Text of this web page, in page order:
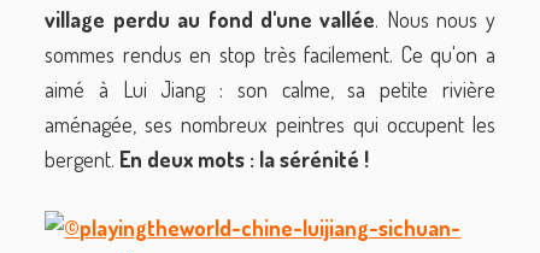
village perdu au fond d'une vallée. Nous nous y
sommes rendus en stop très facilement. Ce qu'on a
aimé à Lui Jiang : son calme, sa petite rivière
aménagée, ses nombreux peintres qui occupent les
bergent. En deux mots : la sérénité !